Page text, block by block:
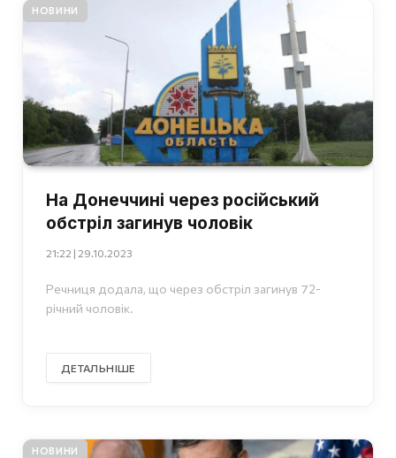
НОВИНИ
На Донеччині через російський
обстріл загинув чоловік
21:22 | 29.10.2023
Речниця додала, що через обстріл загинув 72-
річний чоловік.
ДЕТАЛЬНІШЕ
НОВИНИ